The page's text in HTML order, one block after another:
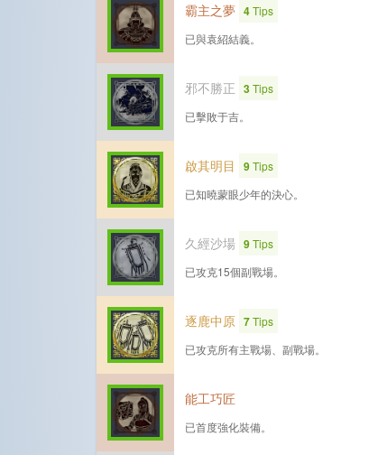
霸主之夢 4Tips
已與袁紹結義。
邪不勝正 3Tips
已擊敗于吉。
啟其明目 9Tips
已知曉蒙眼少年的決心。
久經沙場 9Tips
已攻克15個副戰場。
逐鹿中原 7Tips
已攻克所有主戰場、副戰場。
能工巧匠
已首度強化裝備。